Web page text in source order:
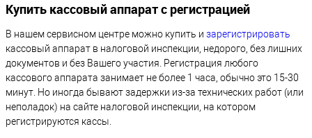
Купить кассовый аппарат с регистрацией
В нашем сервисном центре можно купить и зарегистрировать
кассовый аппарат в налоговой инспекции, недорого, без лишних
документов и без Вашего участия. Регистрация любого
кассового аппарата занимает не более 1 часа, обычно это 15-30
минут. Но иногда бывают задержки из-за технических работ (или
неполадок) на сайте налоговой инспекции, на котором
регистрируются кассы.